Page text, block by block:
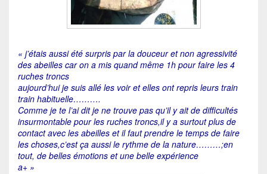
« j’étais aussi été surpris par la douceur et non agressivité
des abeilles car on a mis quand même 1h pour faire les 4
ruches troncs
aujourd’hui je suis allé les voir et elles ont repris leurs train
train habituelle……….
Comme je te l’ai dit je ne trouve pas qu’il y ait de difficultés
insurmontable pour les ruches troncs,il y a surtout plus de
contact avec les abeilles et il faut prendre le temps de faire
les choses,c’est ça aussi le rythme de la nature………;en
tout, de belles émotions et une belle expérience
a+ »